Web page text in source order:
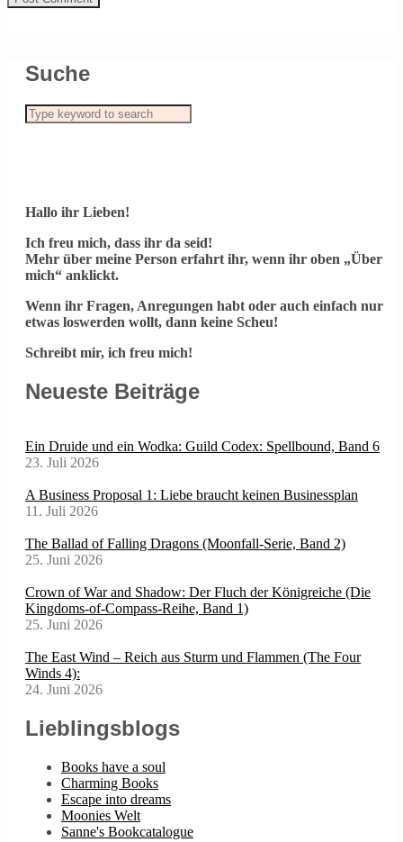
Suche
Hallo ihr Lieben!
Ich freu mich, dass ihr da seid!
Mehr über meine Person erfahrt ihr, wenn ihr oben „Über
mich“ anklickt.
Wenn ihr Fragen, Anregungen habt oder auch einfach nur
etwas loswerden wollt, dann keine Scheu!
Schreibt mir, ich freu mich!
Neueste Beiträge
Ein Druide und ein Wodka: Guild Codex: Spellbound, Band 6
23. Juli 2026
A Business Proposal 1: Liebe braucht keinen Businessplan
11. Juli 2026
The Ballad of Falling Dragons (Moonfall-Serie, Band 2)
25. Juni 2026
Crown of War and Shadow: Der Fluch der Königreiche (Die
Kingdoms-of-Compass-Reihe, Band 1)
25. Juni 2026
The East Wind – Reich aus Sturm und Flammen (The Four
Winds 4):
24. Juni 2026
Lieblingsblogs
Books have a soul
Charming Books
Escape into dreams
Moonies Welt
Sanne's Bookcatalogue